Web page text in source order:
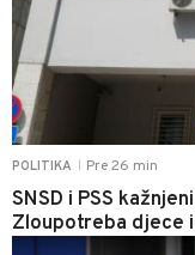
POLITIKA Pre 26 min
SNSD i PSS
Zloupotreba djece